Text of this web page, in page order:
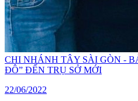
CHI NHÁNH TÂY SÀI GÒN -
ĐÔ” ĐẾN TRỤ SỞ MỚI
22/06/2022